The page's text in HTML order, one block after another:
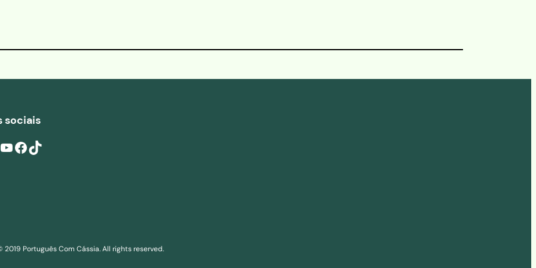
sociais
YouTube Facebook TikTok
2019 Português Com Cássia. All rights reserved.